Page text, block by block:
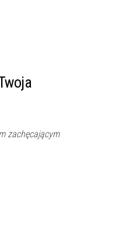
zachęcającym